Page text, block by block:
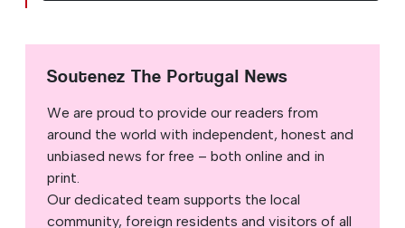
Soutenez The Portugal News
We are proud to provide our readers from
around the world with independent, honest and
unbiased news for free – both online and in
print.
Our dedicated team supports the local
community, foreign residents and visitors of all